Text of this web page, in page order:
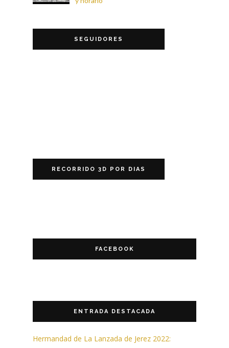
SEGUIDORES
RECORRIDO 3D POR DIAS
FACEBOOK
ENTRADA DESTACADA
Hermandad de La Lanzada de Jerez 2022: